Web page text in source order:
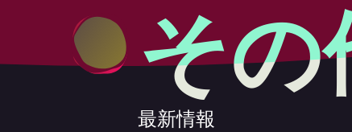
その
最新情報